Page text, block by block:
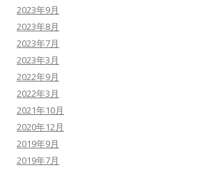
2023年9月
2023年8月
2023年7月
2023年3月
2022年9月
2022年3月
2021年10月
2020年12月
2019年9月
2019年7月